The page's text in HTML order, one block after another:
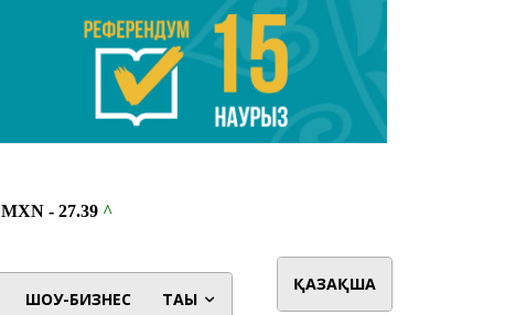
ШОУ-БИЗНЕС ТАҒЫ
ҚАЗАҚША